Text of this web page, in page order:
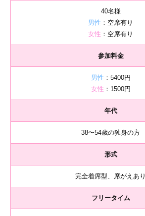
40名様
男性 ：空席有り
女性 ：空席有り
参加料金
男性 ：5400円
女性 ：1500円
年代
38〜54歳の独身の方
形式
完全着席型、席がえあり
フリータイム